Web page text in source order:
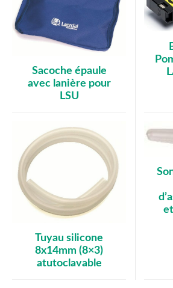
Sacoche épaule
avec lanière pour
LSU
Tuyau silicone
8x14mm (8×3)
atutoclavable